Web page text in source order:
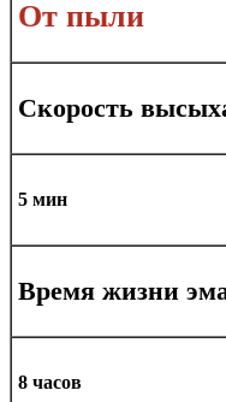
От пыли
Скорость
5 мин
Время жизни
8 часов